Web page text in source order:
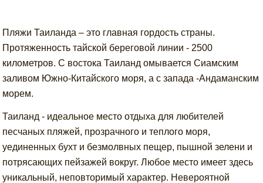
Пляжи Таиланда – это главная гордость страны.
Протяженность тайской береговой линии - 2500
километров. С востока Таиланд омывается Сиамским
заливом Южно-Китайского моря, а с запада -Андаманским
морем.
Таиланд - идеальное место отдыха для любителей
песчаных пляжей, прозрачного и теплого моря,
уединенных бухт и безмолвных пещер, пышной зелени и
потрясающих пейзажей вокруг. Любое место имеет здесь
уникальный, неповторимый характер. Невероятной